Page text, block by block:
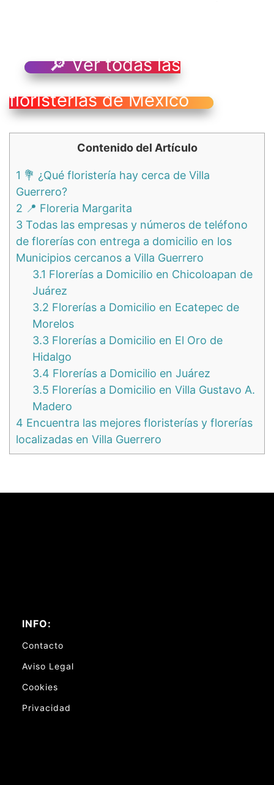
🔎 Ver todas las
floristerías de México
Contenido del Artículo
1 💐 ¿Qué floristería hay cerca de Villa
Guerrero?
2 📍 Floreria Margarita
3 Todas las empresas y números de teléfono
de florerías con entrega a domicilio en los
Municipios cercanos a Villa Guerrero
3.1 Florerías a Domicilio en Chicoloapan de
Juárez
3.2 Florerías a Domicilio en Ecatepec de
Morelos
3.3 Florerías a Domicilio en El Oro de
Hidalgo
3.4 Florerías a Domicilio en Juárez
3.5 Florerías a Domicilio en Villa Gustavo A.
Madero
4 Encuentra las mejores floristerías y florerías
localizadas en Villa Guerrero
INFO:
Contacto
Aviso Legal
Cookies
Privacidad